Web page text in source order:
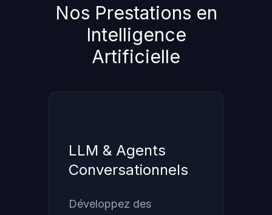
Nos Prestations en
Intelligence
Artificielle
LLM & Agents
Conversationnels
Développez des